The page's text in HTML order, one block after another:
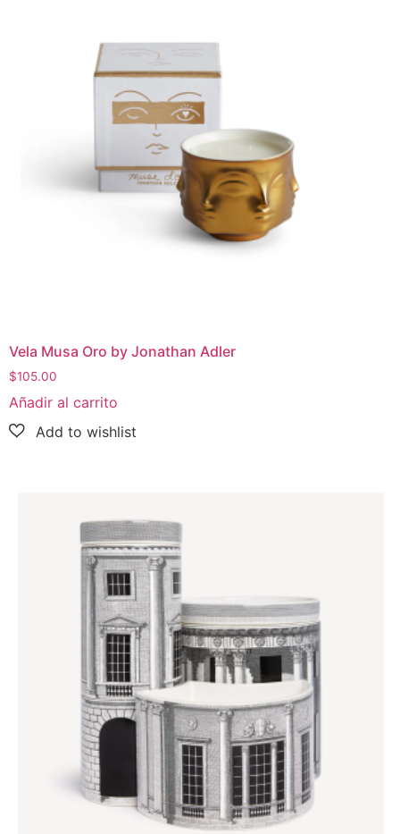
Vela Musa Oro by Jonathan Adler
$105.00
Añadir al carrito